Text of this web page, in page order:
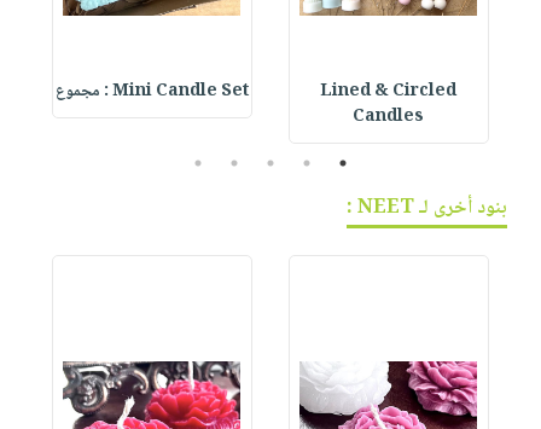
Lined & Circled
Candles
Mini Candle Set : مجموع
1
2
3
4
5
بنود أخرى لـ NEET :